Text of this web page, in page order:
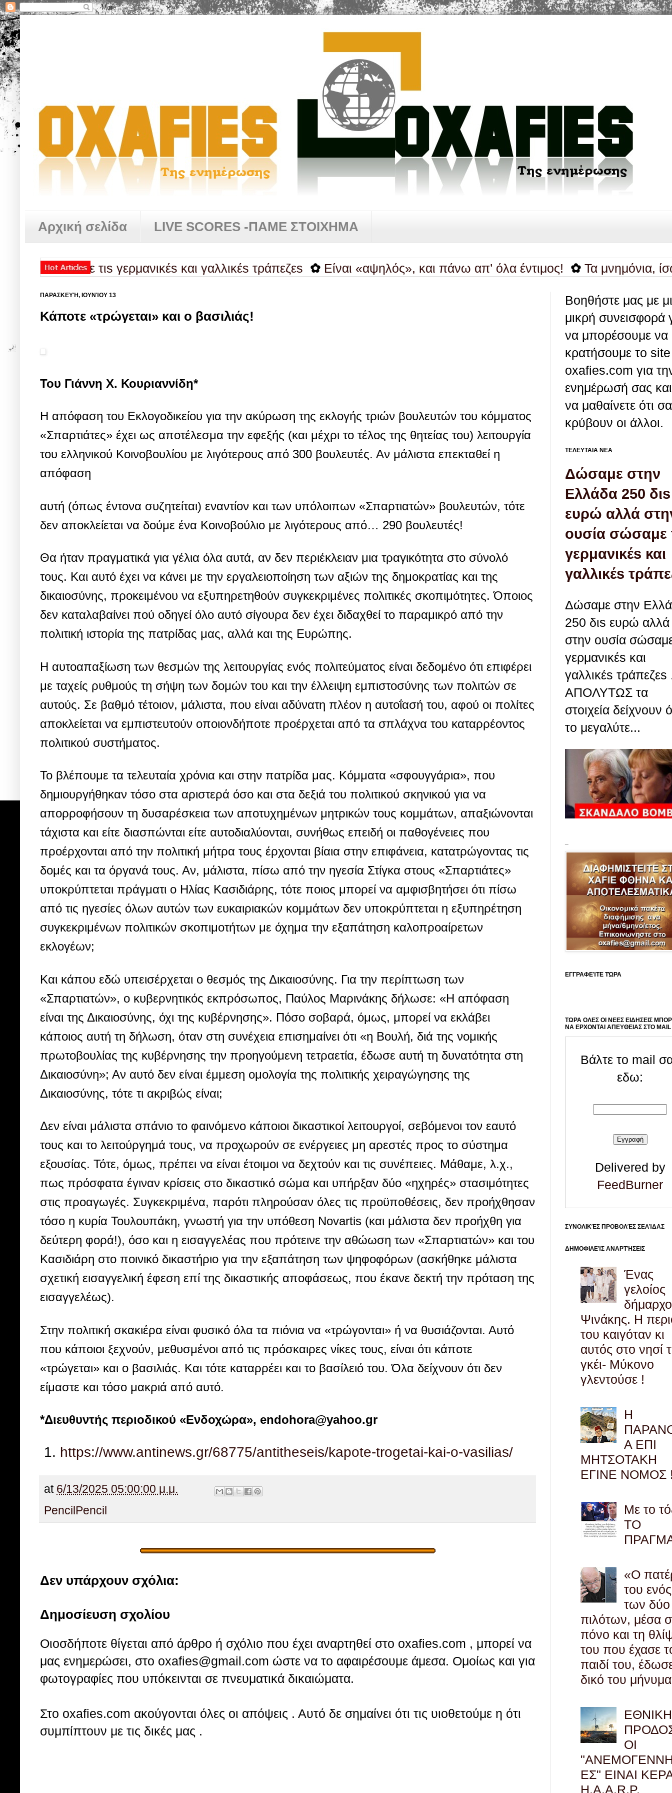
Αρχική σελίδα LIVE SCORES -ΠΑΜΕ ΣΤΟΙΧΗΜΑ
τιs γερμανικέs και γαλλικέs τράπεζεs ✿ Είναι «αψηλός», και πάνω απ’ όλα έντιμος! ✿ Τα μνημόνια, ίσως
ΠΑΡΑΣΚΕΥΉ, ΙΟΥΝΊΟΥ 13
Κάποτε «τρώγεται» και ο βασιλιάς!
Του Γιάννη Χ. Κουριαννίδη*
Η απόφαση του Εκλογοδικείου για την ακύρωση της εκλογής τριών βουλευτών του κόμματος
«Σπαρτιάτες» έχει ως αποτέλεσμα την εφεξής (και μέχρι το τέλος της θητείας του) λειτουργία
του ελληνικού Κοινοβουλίου με λιγότερους από 300 βουλευτές. Αν μάλιστα επεκταθεί η
απόφαση
αυτή (όπως έντονα συζητείται) εναντίον και των υπόλοιπων «Σπαρτιατών» βουλευτών, τότε
δεν αποκλείεται να δούμε ένα Κοινοβούλιο με λιγότερους από… 290 βουλευτές!
Θα ήταν πραγματικά για γέλια όλα αυτά, αν δεν περιέκλειαν μια τραγικότητα στο σύνολό
τους. Και αυτό έχει να κάνει με την εργαλειοποίηση των αξιών της δημοκρατίας και της
δικαιοσύνης, προκειμένου να εξυπηρετηθούν συγκεκριμένες πολιτικές σκοπιμότητες. Όποιος
δεν καταλαβαίνει πού οδηγεί όλο αυτό σίγουρα δεν έχει διδαχθεί το παραμικρό από την
πολιτική ιστορία της πατρίδας μας, αλλά και της Ευρώπης.
Η αυτοαπαξίωση των θεσμών της λειτουργίας ενός πολιτεύματος είναι δεδομένο ότι επιφέρει
με ταχείς ρυθμούς τη σήψη των δομών του και την έλλειψη εμπιστοσύνης των πολιτών σε
αυτούς. Σε βαθμό τέτοιον, μάλιστα, που είναι αδύνατη πλέον η αυτοΐασή του, αφού οι πολίτες
αποκλείεται να εμπιστευτούν οποιονδήποτε προέρχεται από τα σπλάχνα του καταρρέοντος
πολιτικού συστήματος.
Το βλέπουμε τα τελευταία χρόνια και στην πατρίδα μας. Κόμματα «σφουγγάρια», που
δημιουργήθηκαν τόσο στα αριστερά όσο και στα δεξιά του πολιτικού σκηνικού για να
απορροφήσουν τη δυσαρέσκεια των αποτυχημένων μητρικών τους κομμάτων, απαξιώνονται
τάχιστα και είτε διασπώνται είτε αυτοδιαλύονται, συνήθως επειδή οι παθογένειες που
προέρχονται από την πολιτική μήτρα τους έρχονται βίαια στην επιφάνεια, κατατρώγοντας τις
δομές και τα όργανά τους. Αν, μάλιστα, πίσω από την ηγεσία Στίγκα στους «Σπαρτιάτες»
υποκρύπτεται πράγματι ο Ηλίας Κασιδιάρης, τότε ποιος μπορεί να αμφισβητήσει ότι πίσω
από τις ηγεσίες όλων αυτών των ευκαιριακών κομμάτων δεν υποκρύπτεται η εξυπηρέτηση
συγκεκριμένων πολιτικών σκοπιμοτήτων με όχημα την εξαπάτηση καλοπροαίρετων
εκλογέων;
Και κάπου εδώ υπεισέρχεται ο θεσμός της Δικαιοσύνης. Για την περίπτωση των
«Σπαρτιατών», ο κυβερνητικός εκπρόσωπος, Παύλος Μαρινάκης δήλωσε: «Η απόφαση
είναι της Δικαιοσύνης, όχι της κυβέρνησης». Πόσο σοβαρά, όμως, μπορεί να εκλάβει
κάποιος αυτή τη δήλωση, όταν στη συνέχεια επισημαίνει ότι «η Βουλή, διά της νομικής
πρωτοβουλίας της κυβέρνησης την προηγούμενη τετραετία, έδωσε αυτή τη δυνατότητα στη
Δικαιοσύνη»; Αν αυτό δεν είναι έμμεση ομολογία της πολιτικής χειραγώγησης της
Δικαιοσύνης, τότε τι ακριβώς είναι;
Δεν είναι μάλιστα σπάνιο το φαινόμενο κάποιοι δικαστικοί λειτουργοί, σεβόμενοι τον εαυτό
τους και το λειτούργημά τους, να προχωρούν σε ενέργειες μη αρεστές προς το σύστημα
εξουσίας. Τότε, όμως, πρέπει να είναι έτοιμοι να δεχτούν και τις συνέπειες. Μάθαμε, λ.χ.,
πως πρόσφατα έγιναν κρίσεις στο δικαστικό σώμα και υπήρξαν δύο «ηχηρές» στασιμότητες
στις προαγωγές. Συγκεκριμένα, παρότι πληρούσαν όλες τις προϋποθέσεις, δεν προήχθησαν
τόσο η κυρία Τουλουπάκη, γνωστή για την υπόθεση Novartis (και μάλιστα δεν προήχθη για
δεύτερη φορά!), όσο και η εισαγγελέας που πρότεινε την αθώωση των «Σπαρτιατών» και του
Κασιδιάρη στο ποινικό δικαστήριο για την εξαπάτηση των ψηφοφόρων (ασκήθηκε μάλιστα
σχετική εισαγγελική έφεση επί της δικαστικής αποφάσεως, που έκανε δεκτή την πρόταση της
εισαγγελέως).
Στην πολιτική σκακιέρα είναι φυσικό όλα τα πιόνια να «τρώγονται» ή να θυσιάζονται. Αυτό
που κάποιοι ξεχνούν, μεθυσμένοι από τις πρόσκαιρες νίκες τους, είναι ότι κάποτε
«τρώγεται» και ο βασιλιάς. Και τότε καταρρέει και το βασίλειό του. Όλα δείχνουν ότι δεν
είμαστε και τόσο μακριά από αυτό.
*Διευθυντής περιοδικού «Ενδοχώρα», endohora@yahoo.gr
https://www.antinews.gr/68775/antitheseis/kapote-trogetai-kai-o-vasilias/
at 6/13/2025 05:00:00 μ.μ.
Pencil Pencil
Δεν υπάρχουν σχόλια:
Δημοσίευση σχολίου
Οιοσδήποτε θίγεται από άρθρο ή σχόλιο που έχει αναρτηθεί στο oxafies.com , μπορεί να
μας ενημερώσει, στο oxafies@gmail.com ώστε να το αφαιρέσουμε άμεσα. Ομοίως και για
φωτογραφίες που υπόκεινται σε πνευματικά δικαιώματα.
Στo oxafies.com ακούγονται όλες οι απόψεις . Αυτό δε σημαίνει ότι τις υιοθετούμε η ότι
συμπίπτουν με τις δικές μας .
Βοηθήστε μας με
μικρή συνεισφορά
να μπορέσουμε να
κρατήσουμε το site
oxafies.com για
ενημέρωσή σας
να μαθαίνετε ότι
κρύβουν οι άλλοι.
ΤΕΛΕΥΤΑΙΑ ΝΕΑ
Δώσαμε στην
Ελλάδα 250 διs
ευρώ αλλά
ουσία σώσαμε
γερμανικέs και
γαλλικέs
Δώσαμε στην
250 διs ευρώ αλλά
στην ουσία
γερμανικέs και
γαλλικέs τράπεζεs
ΑΠΟΛΥΤΩΣ τα
στοιχεία δείχνουν
το μεγαλύτε...
ΕΓΓΡΑΦΕΊΤΕ ΤΏΡΑ
ΤΩΡΑ ΟΛΕΣ ΟΙ ΝΕΕΣ ΕΙΔΗΣΕΙΣ
ΝΑ ΕΡΧΟΝΤΑΙ ΑΠΕΥΘΕΙΑΣ ΣΤΟ
Βάλτε το mail
εδω:
Delivered by
FeedBurner
ΣΥΝΟΛΙΚΈΣ ΠΡΟΒΟΛΈΣ ΣΕΛΊΔΑΣ
ΔΗΜΟΦΙΛΕΊΣ ΑΝΑΡΤΉΣΕΙΣ
Ένας
γελοίος
Ψινάκης. Η
του καιγόταν κι
αυτός στο νησί
γκέι- Μύκονο
γλεντούσε !
Η
Α ΕΠΙ
ΜΗΤΣΟΤΑΚΗ
ΕΓΙΝΕ ΝΟΜΟΣ
Με το
ΤΟ
«Ο
του
των δύο
πιλότων, μέσα
πόνο και τη
του που έχασε
παιδί του,
δικό του μήνυμα
ΕΘΝΙΚΗ
ΟΙ
ΕΣ" ΕΙΝΑΙ
H.A.A.R.P.